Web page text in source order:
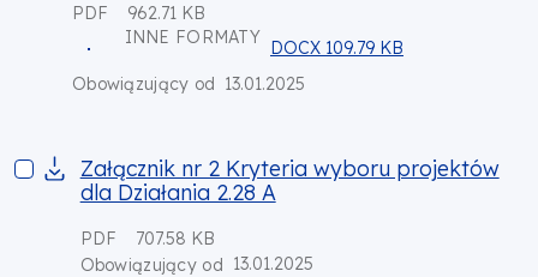
PDF
962.71 KB
INNE FORMATY
DOCX 109.79 KB
Obowiązujący od 13.01.2025
Załącznik nr 2 Kryteria wyboru projektów dla Działania 2.28 A
Załącznik nr 2 Kryteria wyboru projektów
dla Działania 2.28 A
PDF
707.58 KB
Obowiązujący od 13.01.2025